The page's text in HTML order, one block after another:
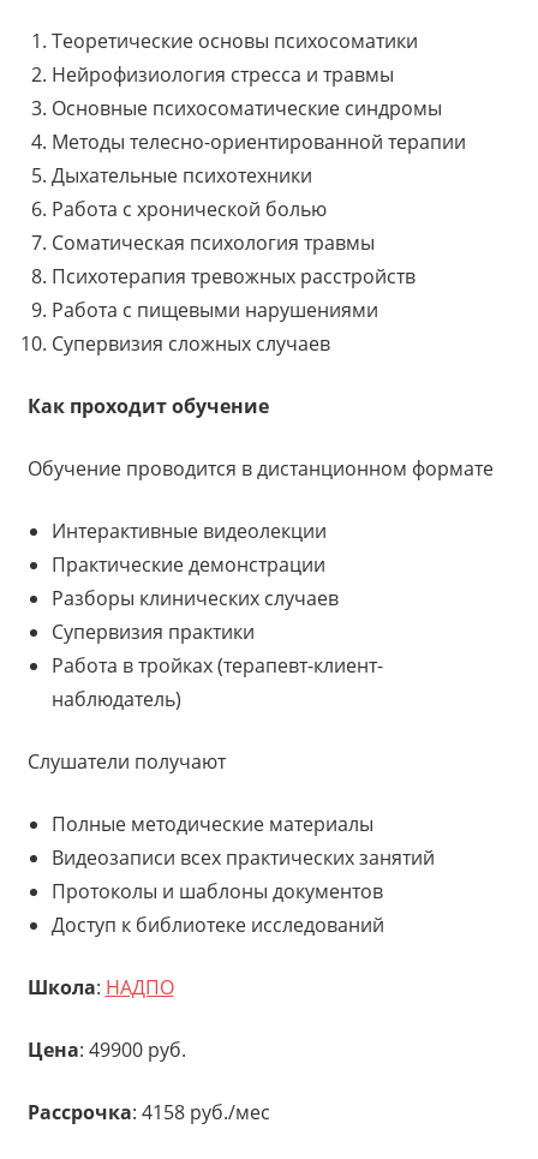
Теоретические основы психосоматики
Нейрофизиология стресса и травмы
Основные психосоматические синдромы
Методы телесно-ориентированной терапии
Дыхательные психотехники
Работа с хронической болью
Соматическая психология травмы
Психотерапия тревожных расстройств
Работа с пищевыми нарушениями
Супервизия сложных случаев
Как проходит обучение
Обучение проводится в дистанционном формате
Интерактивные видеолекции
Практические демонстрации
Разборы клинических случаев
Супервизия практики
Работа в тройках (терапевт-клиент-
наблюдатель)
Слушатели получают
Полные методические материалы
Видеозаписи всех практических занятий
Протоколы и шаблоны документов
Доступ к библиотеке исследований
Школа: НАДПО
Цена: 49900 руб.
Рассрочка: 4158 руб./мес